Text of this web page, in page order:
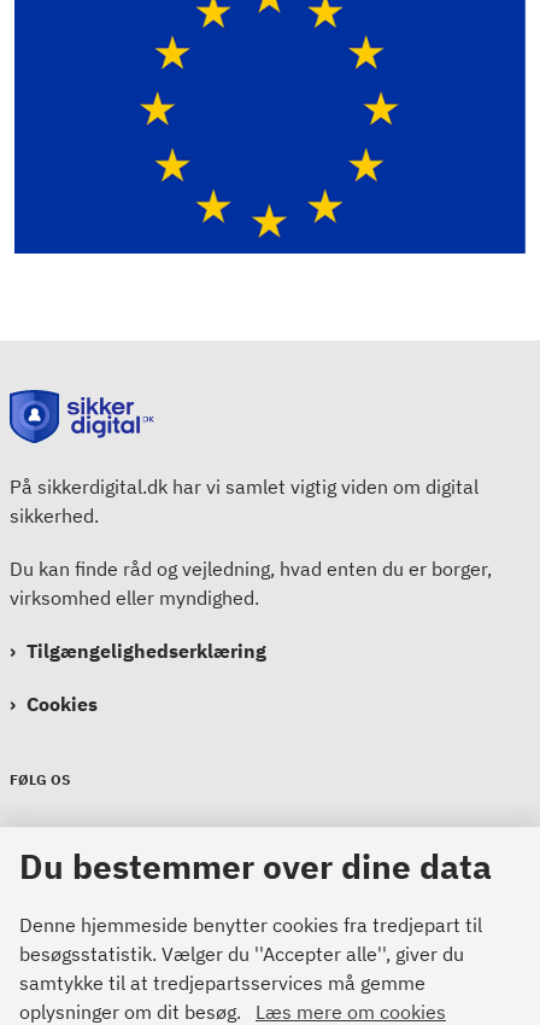
På sikkerdigital.dk har vi samlet vigtig viden om digital
sikkerhed.
Du kan finde råd og vejledning, hvad enten du er borger,
virksomhed eller myndighed.
Tilgængelighedserklæring
Cookies
FØLG OS
Sikkerdigital
Sikkerdigital
Du bestemmer over dine data
Denne hjemmeside benytter cookies fra tredjepart til
besøgsstatistik. Vælger du ''Accepter alle'', giver du
samtykke til at tredjepartsservices må gemme
oplysninger om dit besøg.
Læs mere om cookies